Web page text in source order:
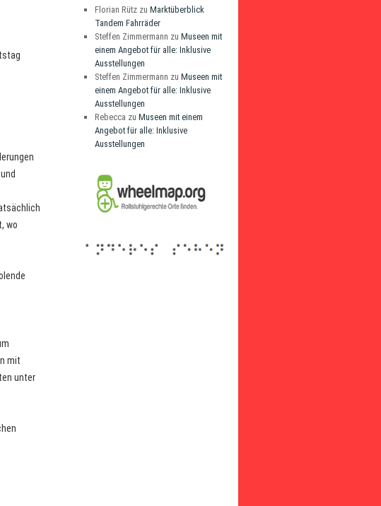
wo
mit
unter
Florian Rützzu Marktüberblick
Tandem Fahrräder
Steffen Zimmermann zu Museen mit
einem Angebot für alle: Inklusive
Ausstellungen
Steffen Zimmermann zu Museen mit
einem Angebot für alle: Inklusive
Ausstellungen
Rebecca zu Museen mit einem
Angebot für alle: Inklusive
Ausstellungen